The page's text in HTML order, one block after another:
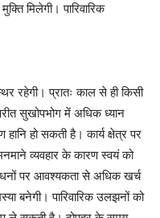
मिलेगी। पारिवारिक
रहेगी। प्रातः काल से ही किसी
सुखोपभोग में अधिक ध्यान
हो सकती है। कार्य क्षेत्र पर
व्यवहार के कारण स्वयं को
पर आवश्यकता से अधिक खर्च
बनेगी। पारिवारिक उलझनों को